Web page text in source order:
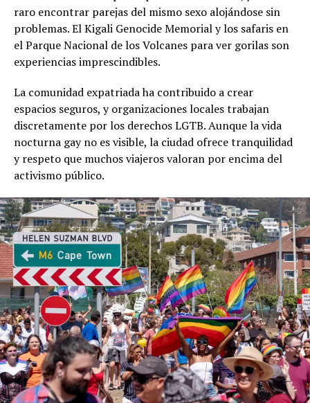
raro encontrar parejas del mismo sexo alojándose sin
problemas. El Kigali Genocide Memorial y los safaris en
el Parque Nacional de los Volcanes para ver gorilas son
experiencias imprescindibles.
La comunidad expatriada ha contribuido a crear
espacios seguros, y organizaciones locales trabajan
discretamente por los derechos LGTB. Aunque la vida
nocturna gay no es visible, la ciudad ofrece tranquilidad
y respeto que muchos viajeros valoran por encima del
activismo público.